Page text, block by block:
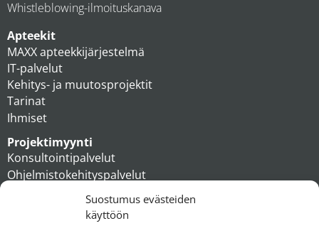
Suostumus evästeiden
käyttöön
Whistleblowing-ilmoituskanava
Apteekit
MAXX apteekkijärjestelmä
IT-palvelut
Kehitys- ja muutosprojektit
Tarinat
Ihmiset
Projektimyynti
Konsultointipalvelut
Ohjelmistokehityspalvelut